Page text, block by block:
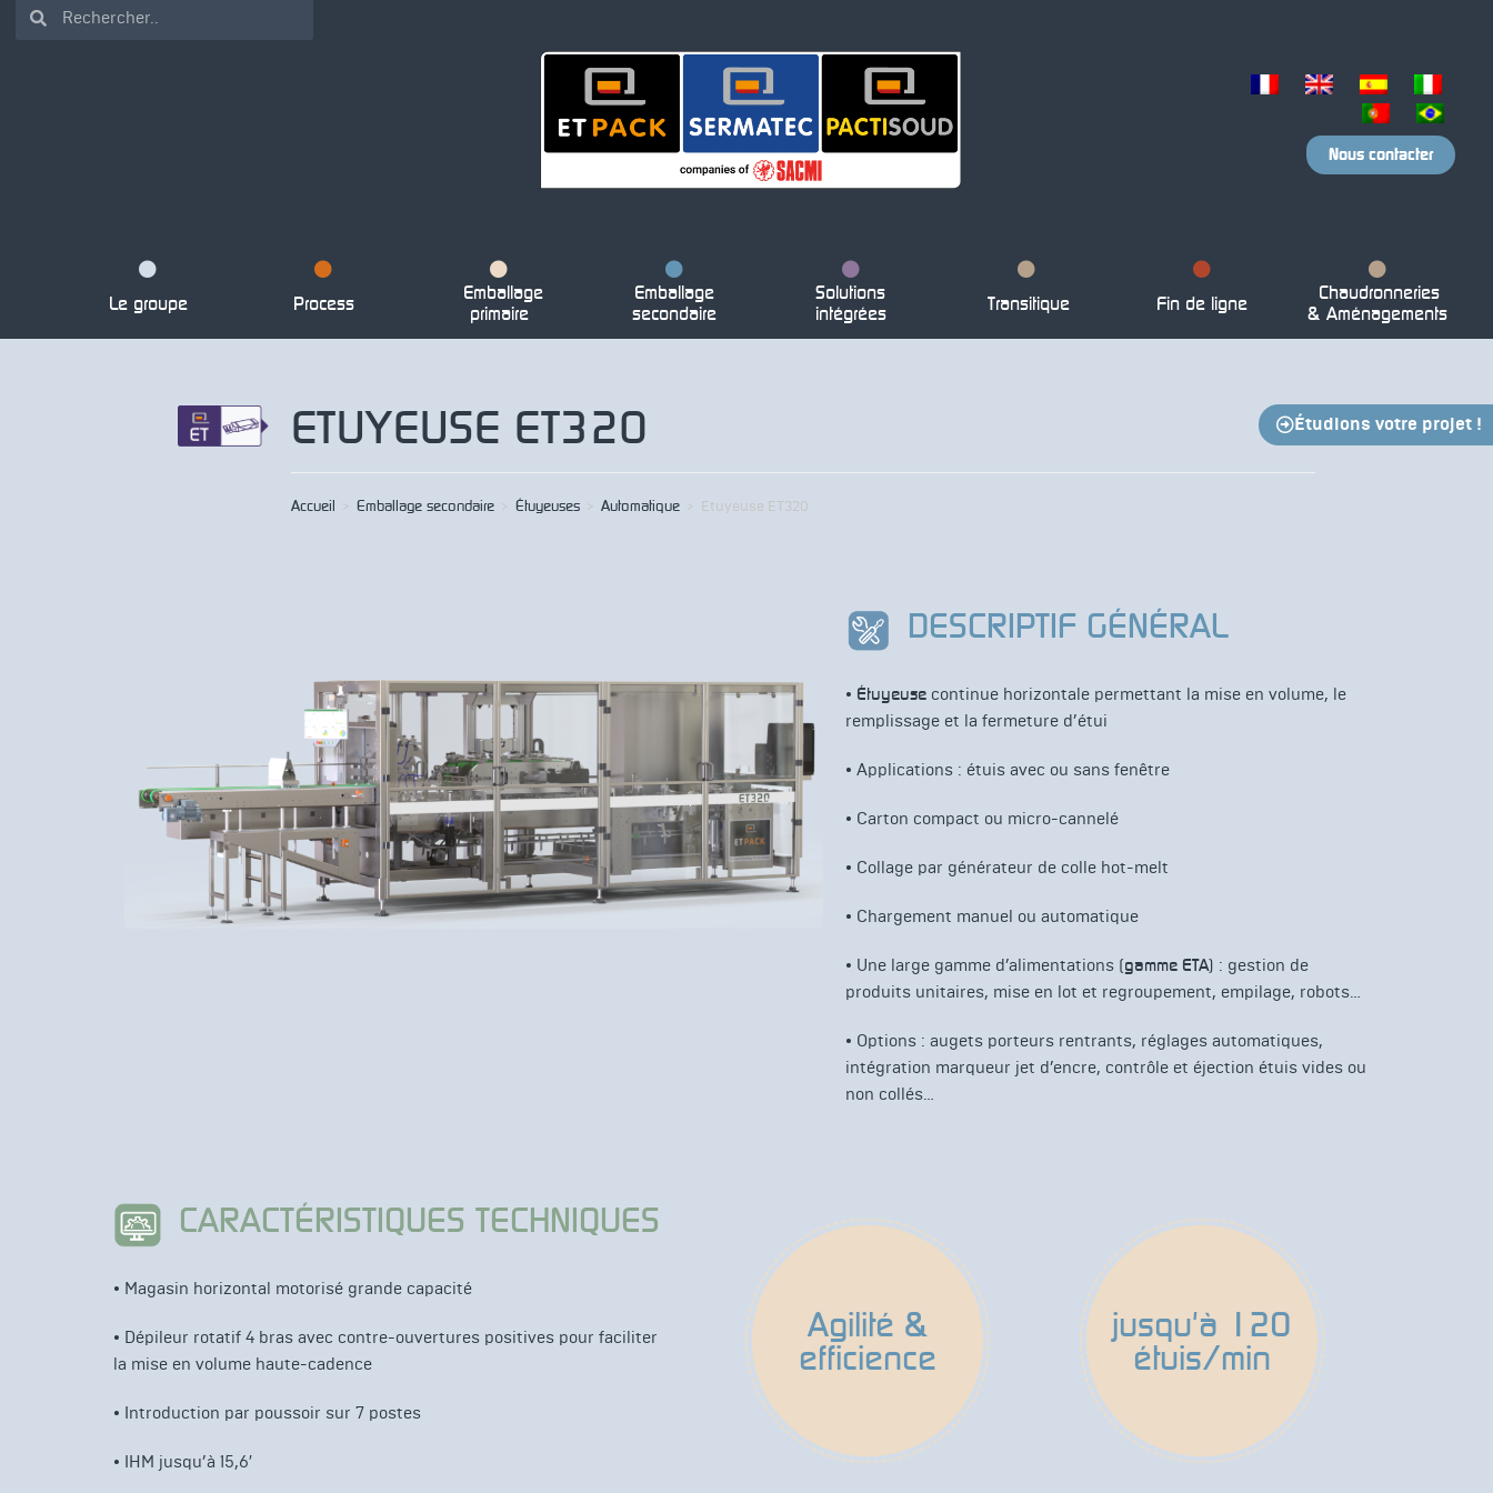
Étudions votre projet !
Nous contacter
Le groupe Process
Emballage
primaire
Emballage
secondaire
Solutions
intégrées
Transitique Fin de ligne
Chaudronneries
& Aménagements
ETUYEUSE ET320
Accueil > Emballage secondaire > Étuyeuses > Automatique > Etuyeuse ET320
DESCRIPTIF GÉNÉRAL
• Étuyeuse continue horizontale permettant la mise en volume, le
remplissage et la fermeture d’étui
• Applications : étuis avec ou sans fenêtre
• Carton compact ou micro-cannelé
• Collage par générateur de colle hot-melt
• Chargement manuel ou automatique
• Une large gamme d’alimentations (gamme ETA) : gestion de
produits unitaires, mise en lot et regroupement, empilage, robots…
• Options : augets porteurs rentrants, réglages automatiques,
intégration marqueur jet d’encre, contrôle et éjection étuis vides ou
non collés…
CARACTÉRISTIQUES TECHNIQUES
• Magasin horizontal motorisé grande capacité
• Dépileur rotatif 4 bras avec contre-ouvertures positives pour faciliter
la mise en volume haute-cadence
• Introduction par poussoir sur 7 postes
• IHM jusqu’à 15,6′
Agilité &
efficience
jusqu'à 120
étuis/min